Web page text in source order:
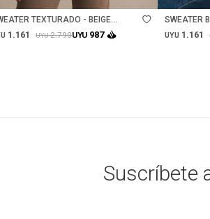
TEXTURADO - BEIGE
1.161 UYU2.790UYU 987
SWEATER
MELANGE
UYU 1.161
Suscríbete